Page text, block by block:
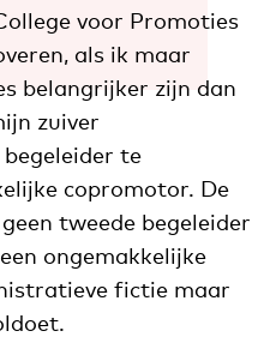
voor Promoties
als ik maar
belangrijker zijn dan
zuiver
te
copromotor. De
tweede begeleider
ongemakkelijke
fictie maar